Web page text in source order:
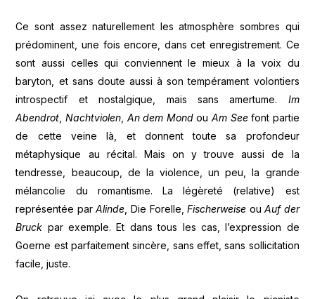
Ce sont assez naturellement les atmosphère sombres qui
prédominent, une fois encore, dans cet enregistrement. Ce
sont aussi celles qui conviennent le mieux à la voix du
baryton, et sans doute aussi à son tempérament volontiers
introspectif et nostalgique, mais sans amertume. Im
Abendrot, Nachtviolen, An dem Mondou Am Seefont partie
de cette veine là, et donnent toute sa profondeur
métaphysique au récital. Mais on y trouve aussi de la
tendresse, beaucoup, de la violence, un peu, la grande
mélancolie du romantisme. La légèreté (relative) est
représentée parAlinde, Die Forelle,Fischerweise ouAuf der
Bruck par exemple. Et dans tous les cas, l’expression de
Goerne est parfaitement sincère, sans effet, sans sollicitation
facile, juste.